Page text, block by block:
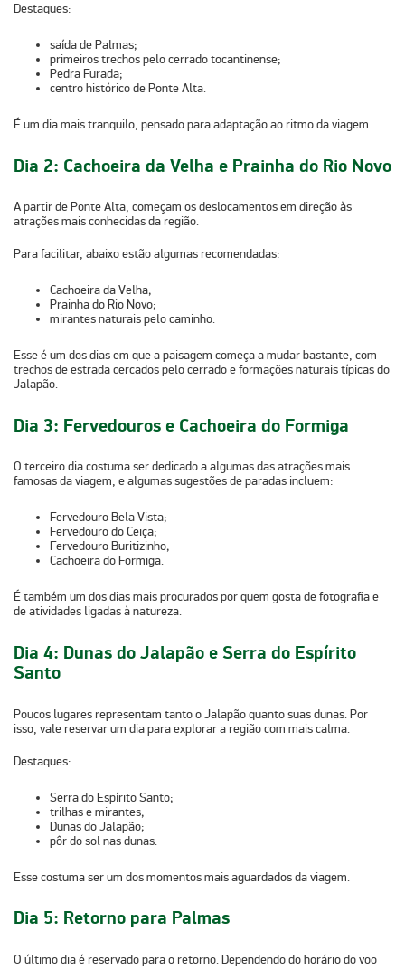
Destaques:
saída de Palmas;
primeiros trechos pelo cerrado tocantinense;
Pedra Furada;
centro histórico de Ponte Alta.
É um dia mais tranquilo, pensado para adaptação ao ritmo da viagem.
Dia 2: Cachoeira da Velha e Prainha do Rio Novo
A partir de Ponte Alta, começam os deslocamentos em direção às
atrações mais conhecidas da região.
Para facilitar, abaixo estão algumas recomendadas:
Cachoeira da Velha;
Prainha do Rio Novo;
mirantes naturais pelo caminho.
Esse é um dos dias em que a paisagem começa a mudar bastante, com
trechos de estrada cercados pelo cerrado e formações naturais típicas do
Jalapão.
Dia 3: Fervedouros e Cachoeira do Formiga
O terceiro dia costuma ser dedicado a algumas das atrações mais
famosas da viagem, e algumas sugestões de paradas incluem:
Fervedouro Bela Vista;
Fervedouro do Ceiça;
Fervedouro Buritizinho;
Cachoeira do Formiga.
É também um dos dias mais procurados por quem gosta de fotografia e
de atividades ligadas à natureza.
Dia 4: Dunas do Jalapão e Serra do Espírito
Santo
Poucos lugares representam tanto o Jalapão quanto suas dunas. Por
isso, vale reservar um dia para explorar a região com mais calma.
Destaques:
Serra do Espírito Santo;
trilhas e mirantes;
Dunas do Jalapão;
pôr do sol nas dunas.
Esse costuma ser um dos momentos mais aguardados da viagem.
Dia 5: Retorno para Palmas
O último dia é reservado para o retorno. Dependendo do horário do voo